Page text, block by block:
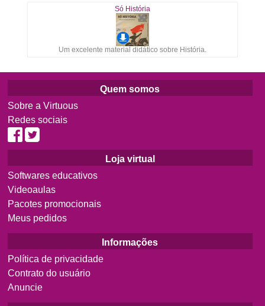
Só História
Um excelente material didático sobre História.
Quem somos
Sobre a Virtuous
Redes sociais
Loja virtual
Softwares educativos
Videoaulas
Pacotes promocionais
Meus pedidos
Informações
Política de privacidade
Contrato do usuário
Anuncie